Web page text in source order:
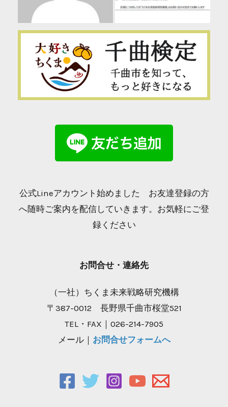
公式Lineアカウント始めました お友達登録の方
へ随時ご案内を配信していきます。お気軽にご登
録ください
お問合せ・連絡先
（一社）ちくま未来戦略研究機構
〒387-0012 長野県千曲市桜堂521
TEL・FAX｜026-214-7905
メール｜ お問合せフォームへ